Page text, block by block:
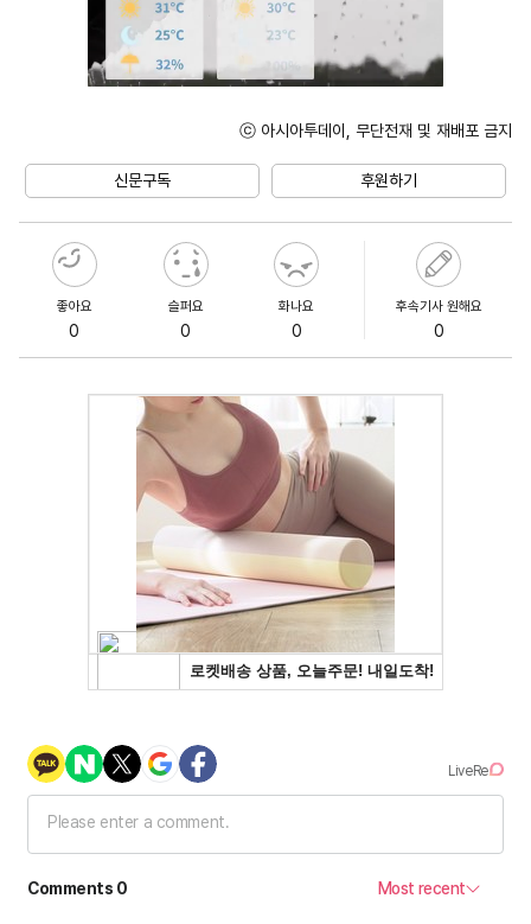
ⓒ 아시아투데이, 무단전재 및 재배포 금지
신문구독 후원하기
좋아요
0
슬퍼요
0
화나요
0
후속기사 원해요
0